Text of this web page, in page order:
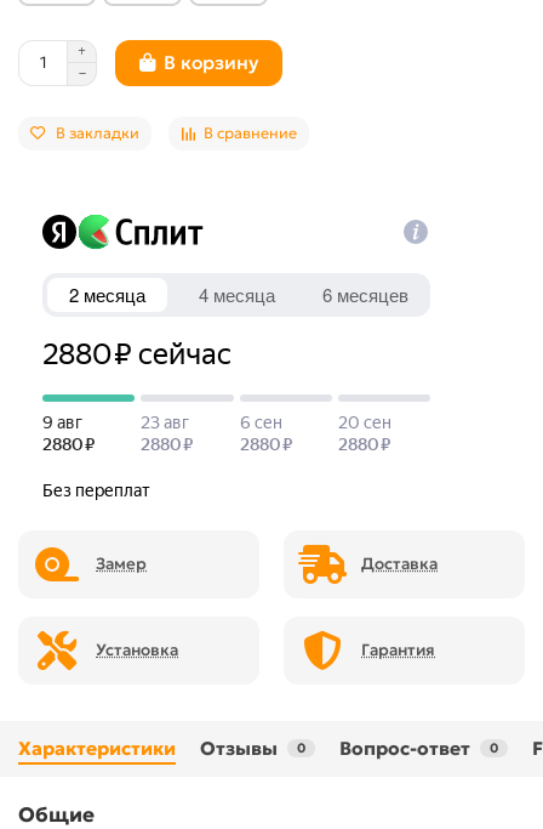
В корзину
В закладки В сравнение
Замер Доставка
Установка Гарантия
Характеристики Отзывы 0 Вопрос-ответ 0
Общие